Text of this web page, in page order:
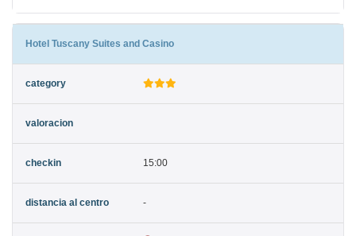
Hotel Tuscany Suites and Casino
15:00
-